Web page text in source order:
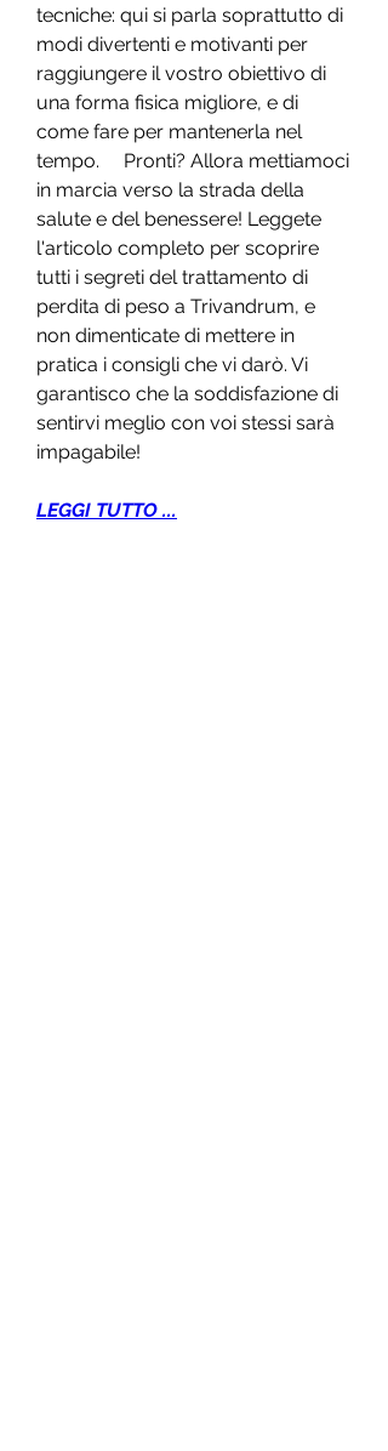
tecniche: qui si parla soprattutto di
modi divertenti e motivanti per
raggiungere il vostro obiettivo di
una forma fisica migliore, e di
come fare per mantenerla nel
tempo.     Pronti? Allora mettiamoci
in marcia verso la strada della
salute e del benessere! Leggete
l'articolo completo per scoprire
tutti i segreti del trattamento di
perdita di peso a Trivandrum, e
non dimenticate di mettere in
pratica i consigli che vi darò. Vi
garantisco che la soddisfazione di
sentirvi meglio con voi stessi sarà
impagabile!
LEGGI TUTTO ...